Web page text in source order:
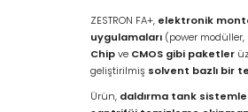
ZESTRON FA+, elektronik
uygulamaları(power modüller,
ChipveCMOS gibi paketler
geliştirilmiş solvent bazlı bir
Ürün, daldırma tank